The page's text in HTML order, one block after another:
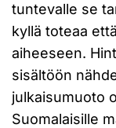
tuntevalle se
kyllä toteaa
aiheeseen.
sisältöön
julkaisumuoto
Suomalaisille